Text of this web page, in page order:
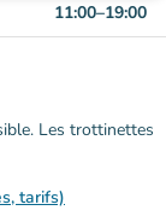
11:00–19:00
Les trottinettes
tarifs)